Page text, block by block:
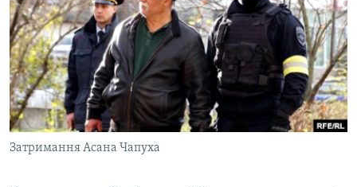
ДЕПОРТАЦІЯ
ВІДЕОУРОКИ «ELIFBE»
СВІДЧЕННЯ ОКУПАЦІЇ
УКРАЇНСЬКА ПРОБЛЕМА КРИМУ
ІНФОГРАФІКА
ЯК ОБІЙТИ БЛОКУВАННЯ
Русский
Qırımtatar
ДОЛУЧАЙСЯ!
Затримання Асана Чапуха